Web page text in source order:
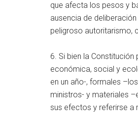
que afecta los pesos y
ausencia de
peligroso autoritarismo,
6. Si bien la
económica, social y
en un año-, formales
ministros- y materiales
sus efectos y referirse a